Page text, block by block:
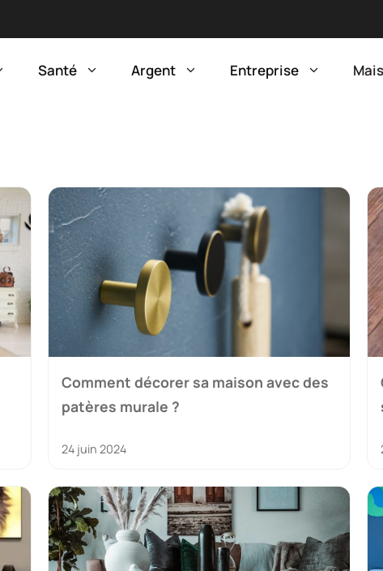
Santé Argent Entreprise
Comment décorer sa maison avec des
patères murale ?
24 juin 2024